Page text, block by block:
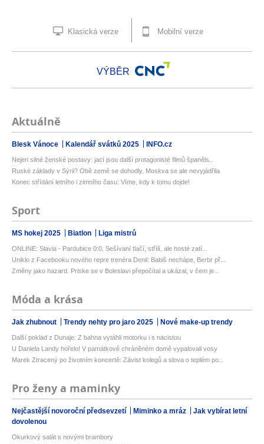
Klasická verze Mobilní verze
VÝBĚR
Aktuálně
Blesk Vánoce Kalendář svátků 2025 INFO.cz
Nejen silné ženské postavy: jací jsou další protagonisté filmů španěls...
Ruské základy v Sýrii? Obě země se dohodly, Moskva se ale nevyjádřila
Konec střídání letního i zimního času: Víme, kdy k tomu dojde!
Sport
MS hokej 2025 Biatlon Liga mistrů
ONLINE: Slavia - Pardubice 0:0. Sešívaní tlačí, střílí, ale hosté zatí...
Uniklo z Facebooku nového repre trenéra Denii: Babiš nechápe, Berbr př...
Změny jako hazard. Priske se v Boleslavi přepočítal a ukázal, v čem je...
Móda a krása
Jak zhubnout Trendy nehty pro jaro 2025 Nové make-up trendy
Další poklad z Dunaje: Z bahna vytáhli motorku i s nacistou
U Daniela Landy hořelo! V památkově chráněném domě vypalovali vosy
Marek Ztracený po životním koncertě: Závist kolegů a slova o teplém po...
Pro ženy a maminky
Nejčastější novoroční předsevzetí Miminko a mráz
Jak vybírat letní
dovolenou
Okurkový salát s novými brambory